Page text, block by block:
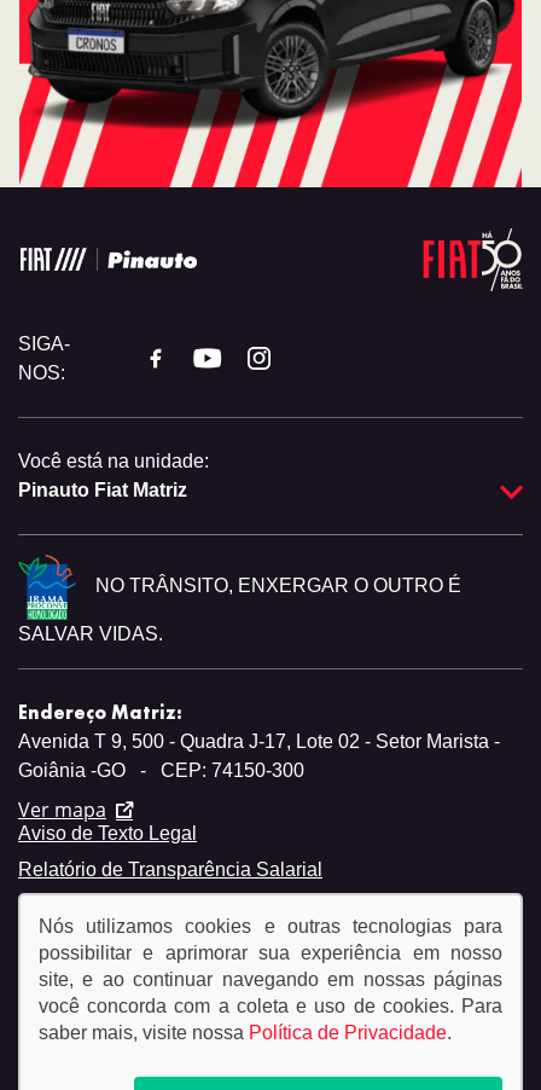
SIGA-
NOS:
Você está na unidade:
Pinauto Fiat Matriz
NO TRÂNSITO, ENXERGAR O OUTRO É
SALVAR VIDAS.
Endereço Matriz:
Avenida T 9, 500 - Quadra J-17, Lote 02 - Setor Marista -
Goiânia -GO
- CEP: 74150-300
Ver mapa
Aviso de Texto Legal
Relatório de Transparência Salarial
© Copyright 2026
privacidade.
Nós utilizamos cookies e outras tecnologias para
possibilitar e aprimorar sua experiência em nosso
site, e ao continuar navegando em nossas páginas
você concorda com a coleta e uso de cookies. Para
saber mais, visite nossa Política de Privacidade.